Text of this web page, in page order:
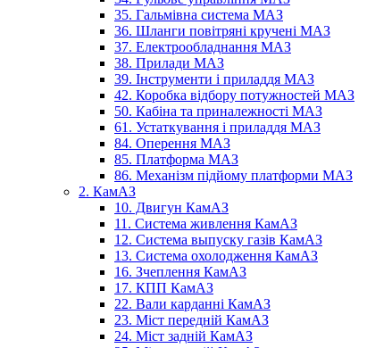
35. Гальмівна система МАЗ
36. Шланги повітряні кручені МАЗ
37. Електрообладнання МАЗ
38. Прилади МАЗ
39. Інструменти і приладдя МАЗ
42. Коробка відбору потужностей МАЗ
50. Кабіна та приналежності МАЗ
61. Устаткування і приладдя МАЗ
84. Оперення МАЗ
85. Платформа МАЗ
86. Механізм підйому платформи МАЗ
2. КамАЗ
10. Двигун КамАЗ
11. Система живлення КамАЗ
12. Система выпуску газів КамАЗ
13. Система охолодження КамАЗ
16. Зчеплення КамАЗ
17. КПП КамАЗ
22. Вали карданні КамАЗ
23. Міст передній КамАЗ
24. Міст задній КамАЗ